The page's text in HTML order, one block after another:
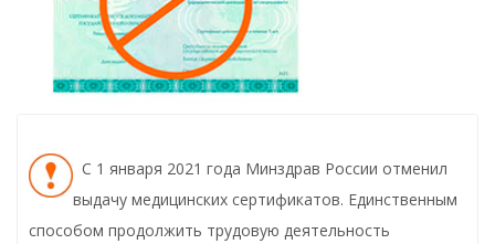
С 1 января 2021 года Минздрав России отменил
выдачу медицинских сертификатов. Единственным
способом продолжить трудовую деятельность